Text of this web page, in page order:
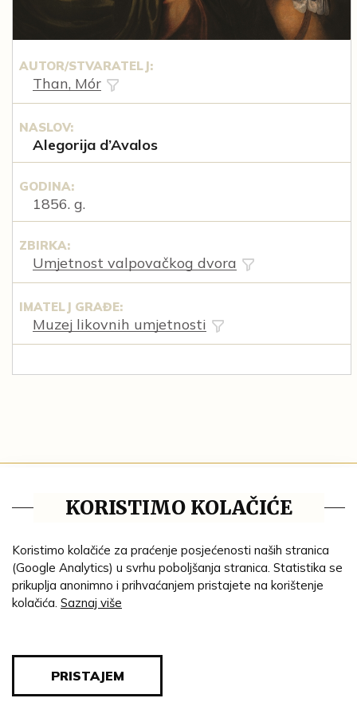
AUTOR/STVARATELJ:
Than, Mór
NASLOV:
Alegorija d’Avalos
GODINA:
1856. g.
ZBIRKA:
Umjetnost valpovačkog dvora
IMATELJ GRAĐE:
Muzej likovnih umjetnosti
Impresum
Ustanove
Lenta vremena
Genealogija
KORISTIMO KOLAČIĆE
Koristimo kolačiće za praćenje posjećenosti naših stranica
(Google Analytics) u svrhu poboljšanja stranica. Statistika se
prikuplja anonimno i prihvaćanjem pristajete na korištenje
kolačića. Saznaj više
PRISTAJEM